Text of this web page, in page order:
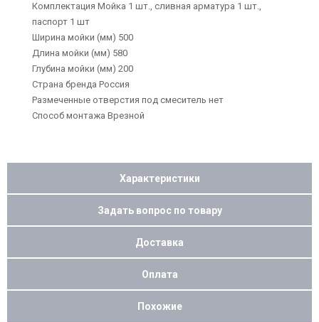
Комплектация Мойка 1 шт., сливная арматура 1 шт.,
паспорт 1 шт
Ширина мойки (мм) 500
Длина мойки (мм) 580
Глубина мойки (мм) 200
Страна бренда Россия
Размеченные отверстия под смеситель нет
Способ монтажа Врезной
Характеристики
Задать вопрос по товару
Доставка
Оплата
Похожие